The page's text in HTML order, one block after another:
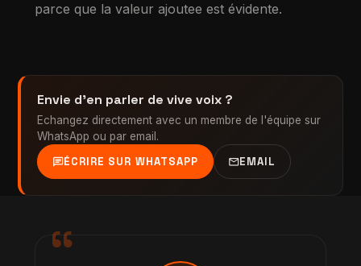
parce que la valeur ajoutee est évidente.
Envie d'en parler de vive voix ?
Echangez directement avec un membre de l'équipe sur
WhatsApp ou par email.
chatÉCRIRE SUR WHATSAPP mailEMAIL